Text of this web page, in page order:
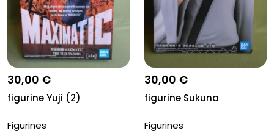
30,00 €
figurine Yuji (2)
Figurines
30,00 €
figurine Sukuna
Figurines